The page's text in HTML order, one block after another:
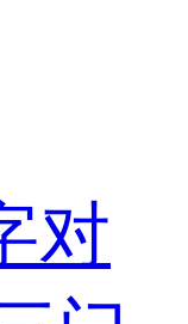
对